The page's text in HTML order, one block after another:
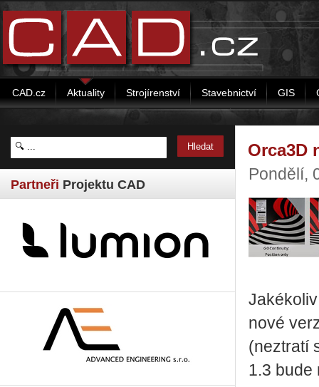
CAD.cz Aktuality Strojírenství Stavebnictví GIS
Partneři Projektu CAD
Orca3D
Pondělí,
nové
(neztratí
1.3 bude